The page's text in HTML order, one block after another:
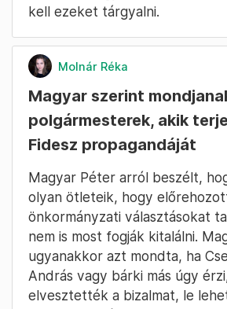
Molnár Zoltán
Tóth Pétert arról
visszatér-e később
Tóth Pétertől azt kérdezte az
a kampánycsapat élére az EP-
önkormányzati választások
mondta, szeret olyan ígéretet
tud tartani, gyerekeivel és
kell ezeket tárgyalni.
Molnár Réka
Magyar szerint